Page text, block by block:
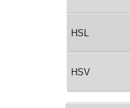
HSL
HSV